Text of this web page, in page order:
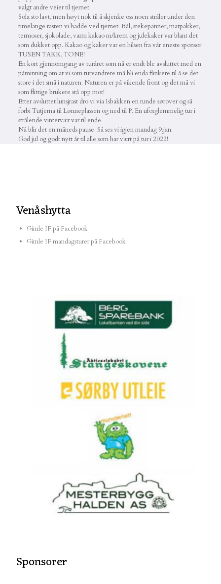
valgt andre veier til tjernet.
Sola sto lavt, men høyt nok til å skjenke oss noen stråler under den
timelange rasten vi hadde ved tjernet. Bål, stekepanner, matpakker,
termoser, sjokolade, varm kakao m/krem og julekaker var blant det
som dukket opp. Kakao og kaker var en hilsen fra vår eneste sponsor.
TUSEN TAKK, TONE!
En kort gjennomgang av turåret som nå er endt ble avsluttet med en
påminning om at vi som turvandrere må bli enda flinkere til å se det
store i det små i naturen. Naturen er på vikende front og det må vi
som flittige brukere stå opp mot!
Etter avsluttet lunsjrast dro vi via Isbakken en runde sørover og så
forbi Tutjerna til Lønneplassen og ned til P. En uforglemmelig tur i
strålende vintervær var til ende.
Nå blir det en måneds pause. Så ses vi igjen mandag 9.jan.
God jul og godt nytt år til alle som har vært på tur i 2022!
Venåshytta
Gimle IF på Facebook
Gimle IF mandagsturer på Facebook
Sponsorer